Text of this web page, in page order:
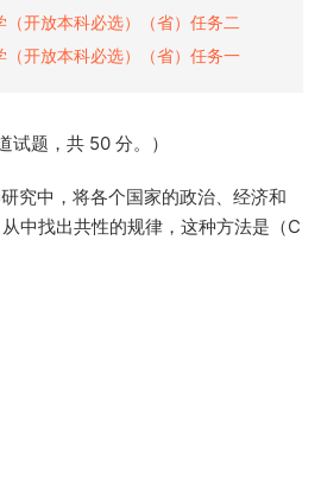
开放本科必选）（省）任务二
（开放本科必选）（省）任务一
试题，共 50 分。）
究中，将各个国家的政治、经济和
中找出共性的规律，这种方法是（C